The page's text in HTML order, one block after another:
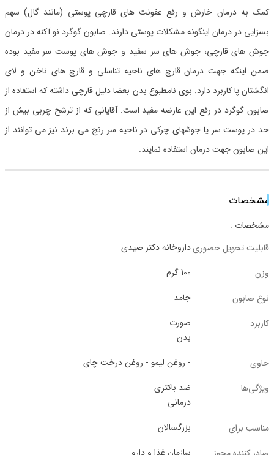
کمک به درمان خارش و رفع عفونت های قارچی پوستی (مانند گال) سهم
بسزایی در درمان اینگونه مشکلات پوستی دارند. صابون گوگرد نو آکنه در درمان
جوش های قارچی، جوش های سر سفید و جوش های پوست سر مفید بوده
ضمن اینکه جهت درمان قارچ های ناحیه تناسلی و قارچ های ناخن و لای
انگشتان پا کاربرد دارد. بوی نامطبوع بدن بعضا دلیل قارچی داشته که استفاده از
صابون گوگرد در رفع این عارضه مفید است. آقایانی که از ترشح چربی بیش از
حد در پوست سر یا جوشهای چرکی در ناحیه سر رنج می برند نیز می توانند از
این صابون جهت درمان استفاده نمایند.
مشخصات
مشخصات :
قابلیت تحویل حضوریداروخانه دکتر صیدی
وزن
100 گرم
نوع صابون
جامد
کاربرد
صورت
بدن
حاوی
- روغن لیمو - روغن درخت چای
ویژگی‌ها
ضد باکتری
درمانی
مناسب برای
بزرگسالان